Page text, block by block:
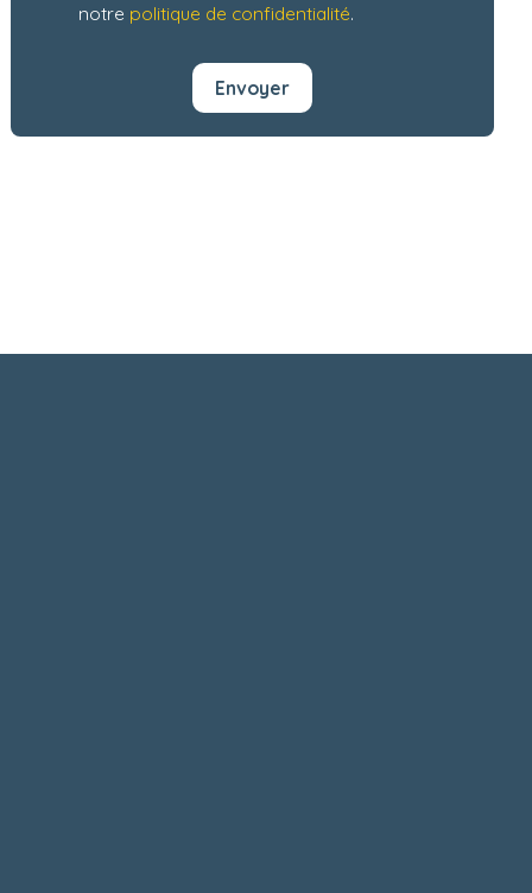
notre politique de confidentialité.
Envoyer